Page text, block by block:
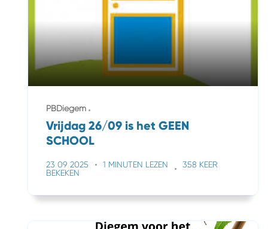
PBDiegem
Vrijdag 26/09 is het GEEN
SCHOOL
23 09 2025 1 MINUTEN LEZEN
358 KEER
BEKEKEN